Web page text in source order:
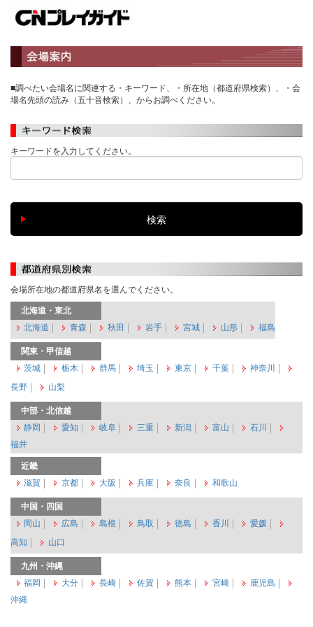
■調べたい会場名に関連する・キーワード、・所在地（都道府県検索）、・会
場名先頭の読み（五十音検索）、からお調べください。
キーワードを入力してください。
会場所在地の都道府県名を選んでください。
北海道・東北
北海道
青森 秋田 岩手 宮城 山形 福島
関東・甲信越
茨城
栃木 群馬 埼玉 東京 千葉
神奈川
長野
山梨
中部・北信越
静岡
愛知 岐阜 三重 新潟 富山
石川
福井
近畿
滋賀
京都 大阪 兵庫 奈良 和歌山
中国・四国
岡山
広島 島根 鳥取 徳島 香川
愛媛
高知
山口
九州・沖縄
福岡
大分 長崎 佐賀 熊本 宮崎
鹿児島
沖縄